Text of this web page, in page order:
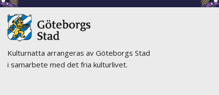
Kulturnatta arrangeras av Göteborgs Stad
i samarbete med det fria kulturlivet.